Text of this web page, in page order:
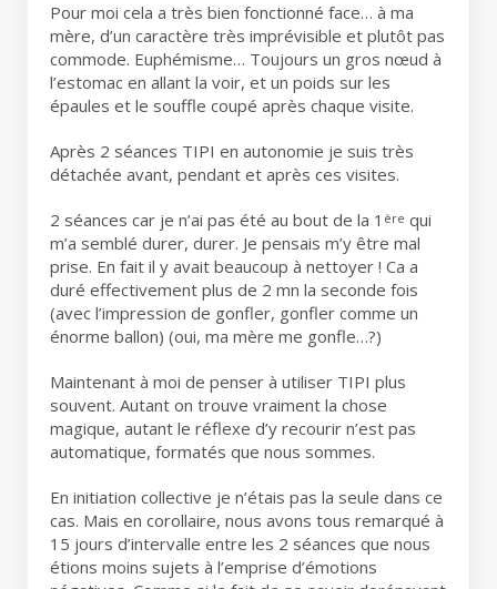
Pour moi cela a très bien fonctionné face… à ma
mère, d’un caractère très imprévisible et plutôt pas
commode. Euphémisme… Toujours un gros nœud à
l’estomac en allant la voir, et un poids sur les
épaules et le souffle coupé après chaque visite.
Après 2 séances TIPI en autonomie je suis très
détachée avant, pendant et après ces visites.
2 séances car je n’ai pas été au bout de la 1 ère qui
m’a semblé durer, durer. Je pensais m’y être mal
prise. En fait il y avait beaucoup à nettoyer ! Ca a
duré effectivement plus de 2 mn la seconde fois
(avec l’impression de gonfler, gonfler comme un
énorme ballon) (oui, ma mère me gonfle…?)
Maintenant à moi de penser à utiliser TIPI plus
souvent. Autant on trouve vraiment la chose
magique, autant le réflexe d’y recourir n’est pas
automatique, formatés que nous sommes.
En initiation collective je n’étais pas la seule dans ce
cas. Mais en corollaire, nous avons tous remarqué à
15 jours d’intervalle entre les 2 séances que nous
étions moins sujets à l’emprise d’émotions